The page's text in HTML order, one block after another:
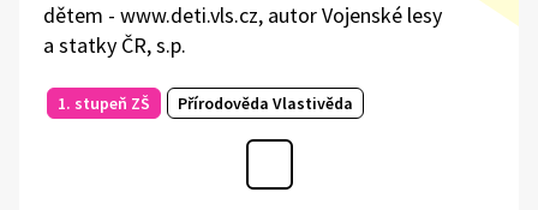
dětem - www.deti.vls.cz, autor Vojenské lesy
a statky ČR, s.p.
1. stupeň ZŠ Přírodověda Vlastivěda